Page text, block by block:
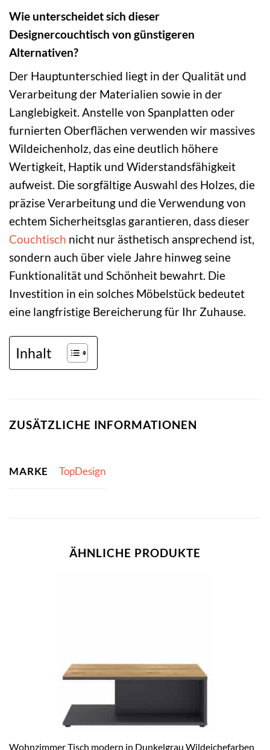
Wie unterscheidet sich dieser
Designercouchtisch von günstigeren
Alternativen?
Der Hauptunterschied liegt in der Qualität und
Verarbeitung der Materialien sowie in der
Langlebigkeit. Anstelle von Spanplatten oder
furnierten Oberflächen verwenden wir massives
Wildeichenholz, das eine deutlich höhere
Wertigkeit, Haptik und Widerstandsfähigkeit
aufweist. Die sorgfältige Auswahl des Holzes, die
präzise Verarbeitung und die Verwendung von
echtem Sicherheitsglas garantieren, dass dieser
Couchtisch nicht nur ästhetisch ansprechend ist,
sondern auch über viele Jahre hinweg seine
Funktionalität und Schönheit bewahrt. Die
Investition in ein solches Möbelstück bedeutet
eine langfristige Bereicherung für Ihr Zuhause.
Inhalt
ZUSÄTZLICHE INFORMATIONEN
MARKE TopDesign
ÄHNLICHE PRODUKTE
Wohnzimmer Tisch modern in Dunkelgrau Wildeichefarben